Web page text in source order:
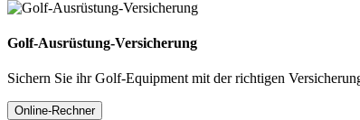
Golf-Ausrüstung-Versicherung
Sichern Sie ihr Golf-Equipment mit der richtigen
Online-Rechner